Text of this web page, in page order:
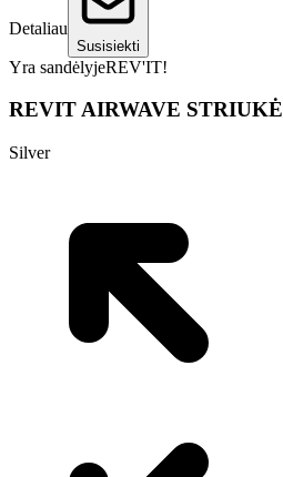
Detaliau
Susisiekti
Yra sandėlyjeREV'IT!
REVIT AIRWAVE STRIUKĖ
Silver